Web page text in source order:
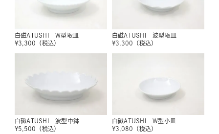
白磁ATUSHI W型取皿
¥3,300 （税込）
白磁ATUSHI 波型取皿
¥3,300 （税込）
白磁ATUSHI 波型中鉢
¥5,500 （税込）
白磁ATUSHI W型小皿
¥3,080 （税込）